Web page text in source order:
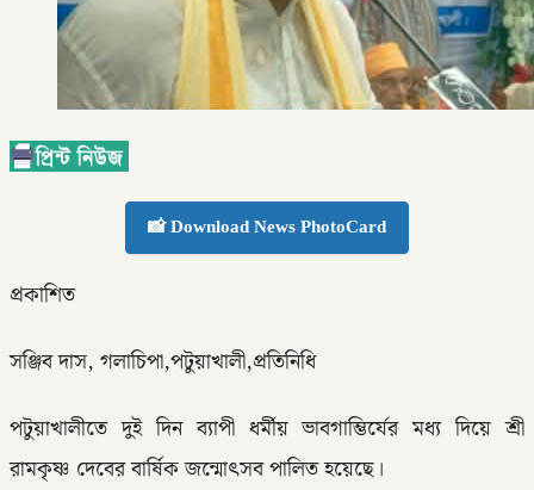
📸 Download News PhotoCard
প্রকাশিত
সঞ্জিব দাস, গলাচিপা,পটুয়াখালী,প্রতিনিধি
পটুয়াখালীতে দুই দিন ব্যাপী ধর্মীয় ভাবগাম্ভির্যের মধ্য দিয়ে শ্রী
রামকৃষ্ণ দেবের বার্ষিক জন্মোৎসব পালিত হয়েছে।